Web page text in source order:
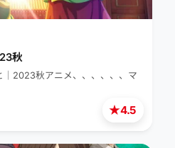
★4.5
秋
｜2023秋アニメ、、、、、、マ